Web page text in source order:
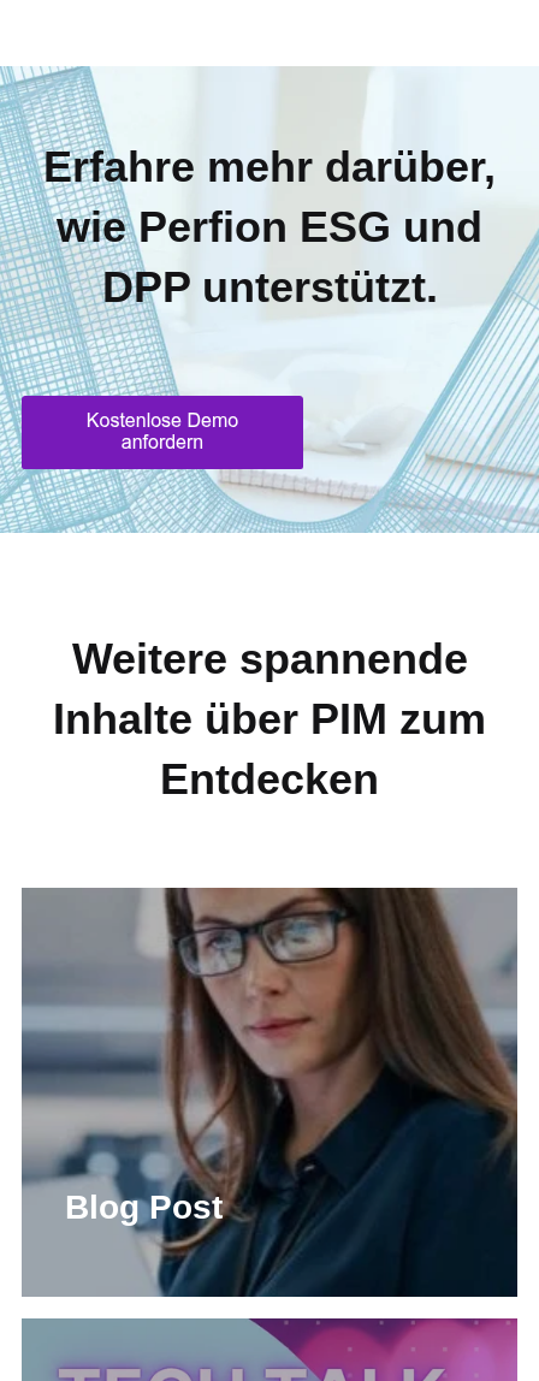
Erfahre mehr darüber,
wie Perfion ESG und
DPP unterstützt.
Weitere spannende
Inhalte über PIM zum
Entdecken
Blog Post